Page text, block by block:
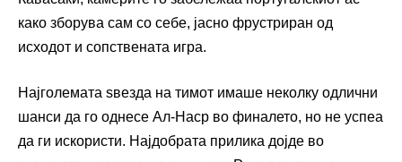
како зборува сам со себе, јасно фрустриран од
исходот и сопствената игра.
Најголемата ѕвезда на тимот имаше неколку одлични
шанси да го однесе Ал-Наср во финалето, но не успеа
да ги искористи. Најдобрата прилика дојде во